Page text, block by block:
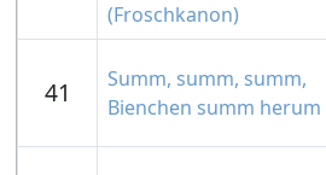
(Froschkanon)
41
Summ, summ, summ,
Bienchen summ herum